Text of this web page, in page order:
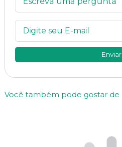
Enviar
Você também pode gostar de